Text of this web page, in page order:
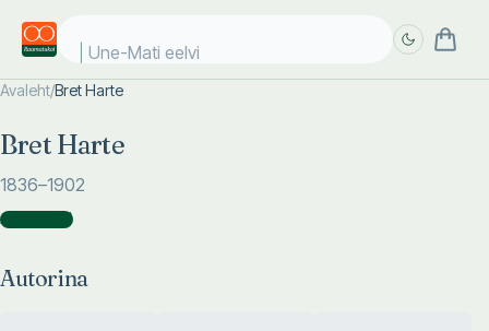
Une-Mati eelvii
Avaleht/Bret Harte
Bret Harte
1836–1902
Autorina )
Autorina